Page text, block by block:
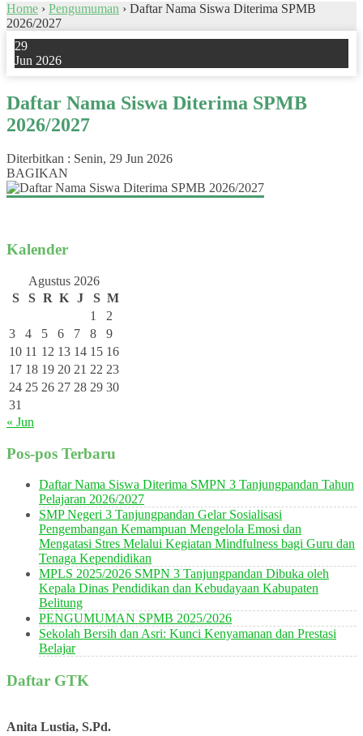
Home › Pengumuman › Daftar Nama Siswa Diterima SPMB
2026/2027
29
Jun 2026
Daftar Nama Siswa Diterima SPMB
2026/2027
Diterbitkan : Senin, 29 Jun 2026
BAGIKAN
Kalender
Agustus 2026
S
S R K J S M
1
2
3
4 5 6 7 8
9
10 11 12 13 14 15 16
17 18 19 20 21 22 23
24 25 26 27 28 29 30
31
« Jun
Pos-pos Terbaru
Daftar Nama Siswa Diterima SMPN 3 Tanjungpandan Tahun
Pelajaran 2026/2027
SMP Negeri 3 Tanjungpandan Gelar Sosialisasi
Pengembangan Kemampuan Mengelola Emosi dan
Mengatasi Stres Melalui Kegiatan Mindfulness bagi Guru dan
Tenaga Kependidikan
MPLS 2025/2026 SMPN 3 Tanjungpandan Dibuka oleh
Kepala Dinas Pendidikan dan Kebudayaan Kabupaten
Belitung
PENGUMUMAN SPMB 2025/2026
Sekolah Bersih dan Asri: Kunci Kenyamanan dan Prestasi
Belajar
Daftar GTK
Anita Lustia, S.Pd.